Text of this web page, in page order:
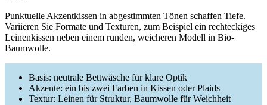
Punktuelle Akzentkissen in abgestimmten Tönen schaffen Tiefe.
Variieren Sie Formate und Texturen, zum Beispiel ein rechteckiges
Leinenkissen neben einem runden, weicheren Modell in Bio-
Baumwolle.
Basis: neutrale Bettwäsche für klare Optik
Akzente: ein bis zwei Farben in Kissen oder Plaids
Textur: Leinen für Struktur, Baumwolle für Weichheit